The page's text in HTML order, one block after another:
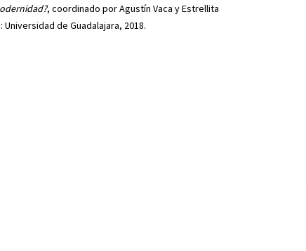
, coordinado por Agustín Vaca y Estrellita
Universidad de Guadalajara, 2018.